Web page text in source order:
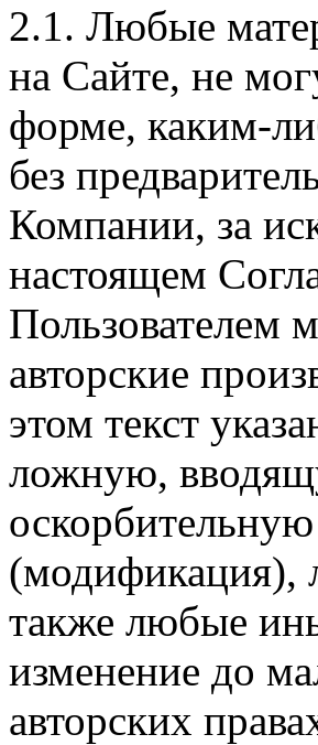
2.1. Любые
на Сайте, не
форме, каким-
без
Компании, за
настоящем
Пользователем
авторские
этом текст
ложную,
(модификация),
также любые
изменение до
авторских